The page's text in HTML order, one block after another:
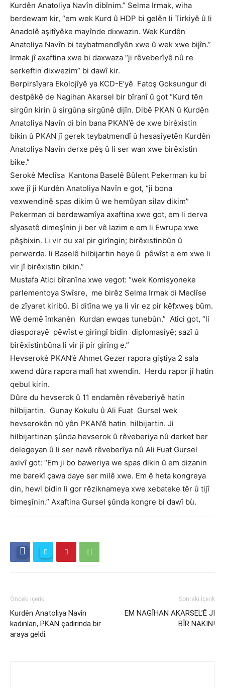
Kurdên Anatoliya Navîn dibînim.” Selma Irmak, wiha
berdewam kir, “em wek Kurd û HDP bi gelên li Tirkiyê û li
Anadolê aşitîyêke mayînde dixwazin. Wek Kurdên
Anatoliya Navîn bi teybatmendîyên xwe û wek xwe bijîn.”
Irmak jî axaftina xwe bi daxwaza “ji rêveberîyê nû re
serkeftin dixwezim” bi dawî kir.
Berpirsîyara Ekolojîyê ya KCD-E’yê Fatoş Goksungur di
destpêkê de Nagihan Akarsel bir bîranî û got “Kurd tên
sirgûn kirin û sirgûna sirgûnê dijîn. Dibê PKAN û Kurdên
Anatoliya Navîn di bin bana PKAN’ê de xwe birêxistin
bikin û PKAN jî gerek teybatmendî û hesasîyetên Kurdên
Anatoliya Navîn derxe pêş û li ser wan xwe birêxistin
bike.”
Serokê Meclîsa Kantona Baselê Bûlent Pekerman ku bi
xwe jî ji Kurdên Anatoliya Navîn e got, “ji bona
vexwendinê spas dikim û we hemûyan silav dikim”
Pekerman di berdewamîya axaftina xwe got, em li derva
sîyasetê dimeşînin ji ber vê lazim e em li Ewrupa xwe
pêşbixin. Li vir du xal pir girîngin; birêxistinbûn û
perwerde. li Baselê hilbijartin heye û pêwîst e em xwe li
vir jî birêxistin bikin.”
Mustafa Atici bîranîna xwe vegot: “wek Komisyoneke
parlementoya Swîsre, me birêz Selma Irmak di Meclîse
de zîyaret kiribû. Bi ditîna we ya li vir ez pir kêfxweş bûm.
Wê demê îmkanên Kurdan ewqas tunebûn.” Atici got, “li
diasporayê pêwîst e giringî bidin diplomasîyê; sazî û
birêxistinbûna li vir jî pir girîng e.”
Hevserokê PKAN’ê Ahmet Gezer rapora giştîya 2 sala
xwend dûra rapora malî hat xwendin. Herdu rapor jî hatin
qebul kirin.
Dûre du hevserok û 11 endamên rêveberiyê hatin
hilbijartin. Gunay Kokulu û Ali Fuat Gursel wek
hevserokên nû yên PKAN’ê hatin hilbijartin. Ji
hilbijartinan şûnda hevserok û rêveberiya nû derket ber
delegeyan û li ser navê rêveberîya nû Ali Fuat Gursel
axivî got: “Em ji bo baweriya we spas dikin û em dizanin
me barekî çawa daye ser milê xwe. Em ê heta kongreya
din, hewl bidin li gor rêziknameya xwe xebateke têr û tijî
bimeşînin.” Axaftina Gursel şûnda kongre bi dawî bù.
Önceki İçerik
Kurdên Anatoliya Navîn
kadınları, PKAN çadırında bir
araya geldi.
Sonraki İçerik
EM NAGÎHAN AKARSEL’Ê JI
BÎR NAKIN!